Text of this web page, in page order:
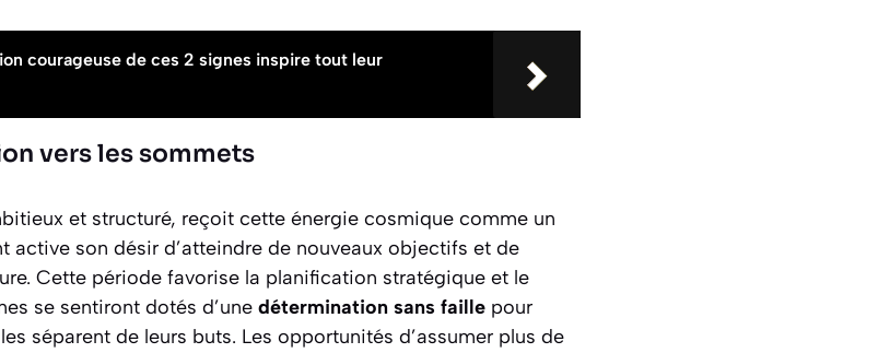
courageuse de ces 2 signes inspire tout leur
vers les sommets
et structuré, reçoit cette énergie cosmique comme un
active son désir d’atteindre de nouveaux objectifs et de
Cette période favorise la planification stratégique et le
se sentiront dotés d’une détermination sans faille pour
séparent de leurs buts. Les opportunités d’assumer plus de